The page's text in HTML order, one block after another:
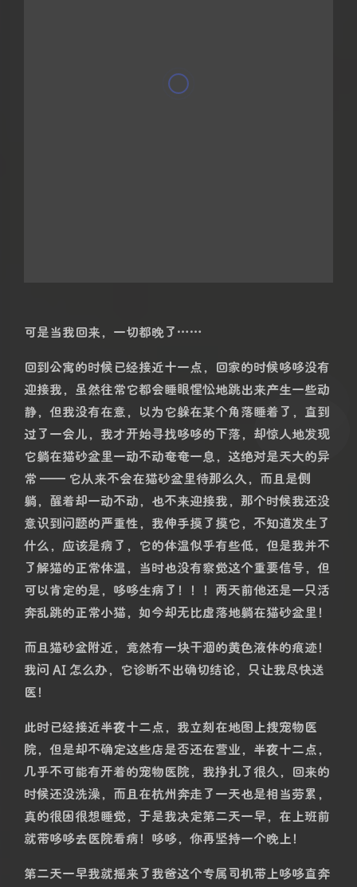
可是当我回来，一切都晚了……
回到公寓的时候已经接近十一点，回家的时候哆哆没有
迎接我，虽然往常它都会睡眼惺忪地跳出来产生一些动
静，但我没有在意，以为它躲在某个角落睡着了，直到
过了一会儿，我才开始寻找哆哆的下落，却惊人地发现
它躺在猫砂盆里一动不动奄奄一息，这绝对是天大的异
常 —— 它从来不会在猫砂盆里待那么久，而且是侧